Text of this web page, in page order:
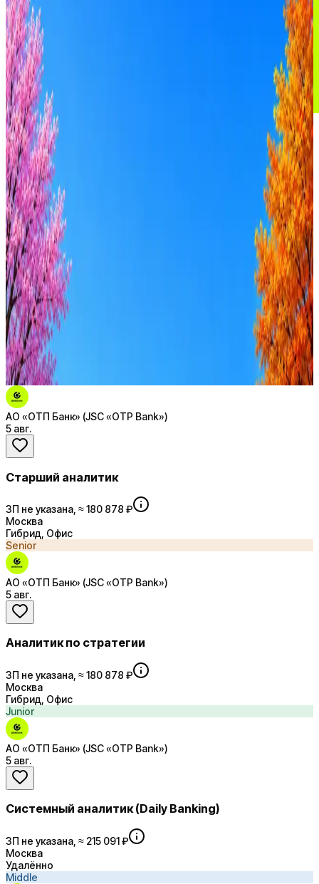
АО «ОТП Банк» (JSC «OTP
Bank»)
47 активных вакансий
Стратегия поиска с AI: рынки, позиции, вилка, каналы
Ежедневный подбор из 600+ источников
AI генерация сопроводительных писем
АО «ОТП Банк» (JSC «OTP Bank»)
5 авг.
Старший аналитик
ЗП не указана, ≈ 180 878 ₽
Москва
Гибрид, Офис
Senior
АО «ОТП Банк» (JSC «OTP Bank»)
5 авг.
Аналитик по стратегии
ЗП не указана, ≈ 180 878 ₽
Москва
Гибрид, Офис
Junior
АО «ОТП Банк» (JSC «OTP Bank»)
5 авг.
Системный аналитик (Daily Banking)
ЗП не указана, ≈ 215 091 ₽
Москва
Удалённо
Middle